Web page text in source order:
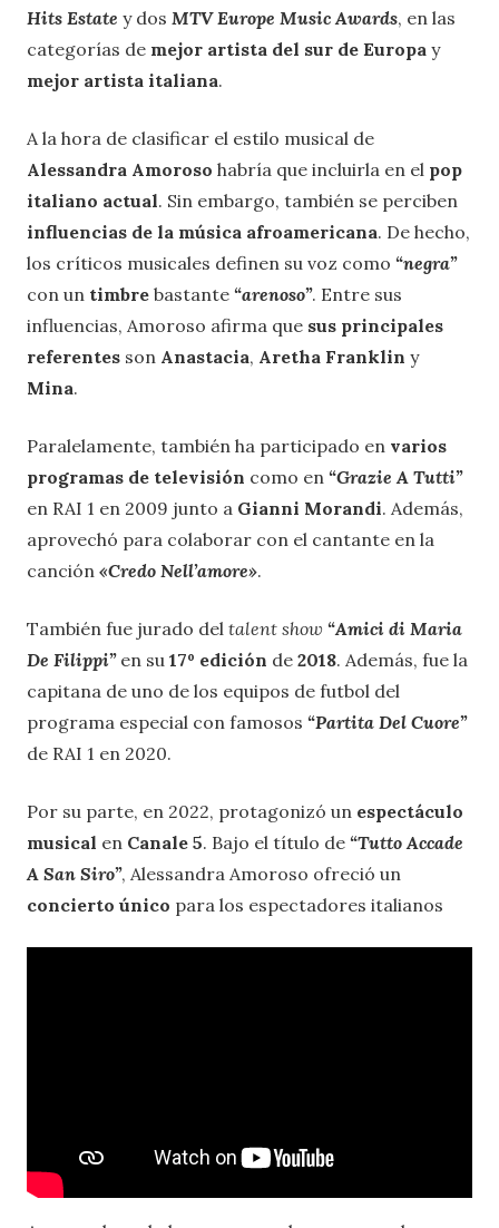
Hits Estate y dos MTV Europe Music Awards, en las
categorías de mejor artista del sur de Europa y
mejor artista italiana.
A la hora de clasificar el estilo musical de
Alessandra Amoroso habría que incluirla en el pop
italiano actual. Sin embargo, también se perciben
influencias de la música afroamericana. De hecho,
los críticos musicales definen su voz como “negra”
con un timbre bastante “arenoso”. Entre sus
influencias, Amoroso afirma que sus principales
referentes son Anastacia, Aretha Franklin y
Mina.
Paralelamente, también ha participado en varios
programas de televisión como en “Grazie A Tutti”
en RAI 1 en 2009 junto a Gianni Morandi. Además,
aprovechó para colaborar con el cantante en la
canción «Credo Nell’amore».
También fue jurado del talent show “Amici di Maria
De Filippi”en su 17º edición de 2018. Además, fue la
capitana de uno de los equipos de futbol del
programa especial con famosos “Partita Del Cuore”
de RAI 1 en 2020.
Por su parte, en 2022, protagonizó un espectáculo
musical en Canale 5. Bajo el título de “Tutto Accade
A San Siro”, Alessandra Amoroso ofreció un
concierto único para los espectadores italianos